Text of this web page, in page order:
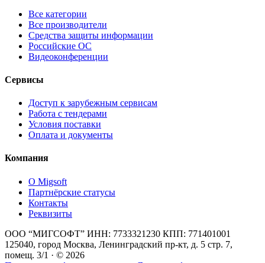
Все категории
Все производители
Средства защиты информации
Российские ОС
Видеоконференции
Сервисы
Доступ к зарубежным сервисам
Работа с тендерами
Условия поставки
Оплата и документы
Компания
О Migsoft
Партнёрские статусы
Контакты
Реквизиты
ООО “МИГСОФТ” ИНН: 7733321230 КПП: 771401001
125040, город Москва, Ленинградский пр-кт, д. 5 стр. 7,
помещ. 3/1 · © 2026